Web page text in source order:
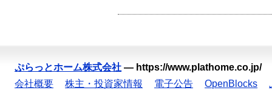
ぷらっとホーム株式会社 — https://www.plathome.co.jp/
会社概要
株主・投資家情報 電子公告 OpenBlocks